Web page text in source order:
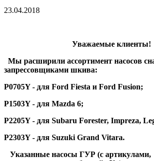
23.04.2018
Уважаемые клиенты!
Мы расширили ассортимент насосов
запрессовщиками шкива:
Р0705Y - для Ford Fiesta и Ford Fusion;
Р1503Y - для Mazda 6;
Р2205Y - для Subaru Forester, Impreza,
Р2303Y - для Suzuki Grand Vitara.
Указанные насосы ГУР (с артикулами,